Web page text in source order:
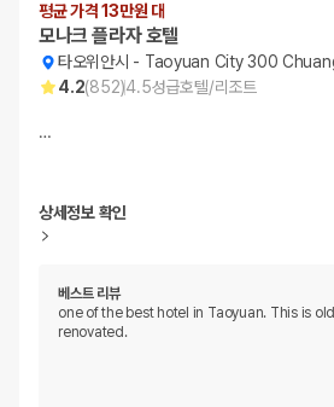
평균 가격 13만원 대
모나크 플라자 호텔
타오위안시 - Taoyuan City 300
4.2(852)4.5성급호텔/리조트
…
상세정보 확인
베스트 리뷰
one of the best hotel in Taoyuan. This is
renovated.